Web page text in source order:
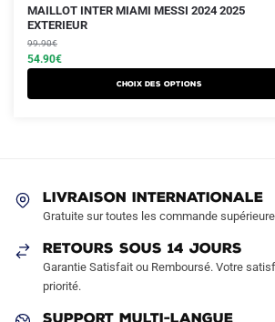
MAILLOT INTER MIAMI MESSI 2024 2025
EXTERIEUR
99.90€
Le
prix
initial
était :
54.90€
Le
prix
actuel
est :
Choix des options
Ce
produit
a
plusieurs
variations.
choisies
la
page
produit
LIVRAISON INTERNATIONALE
Gratuite sur toutes les commande
RETOURS SOUS 14 JOURS
Garantie Satisfait ou Remboursé. Votre
priorité.
SUPPORT MULTI-LANGUE